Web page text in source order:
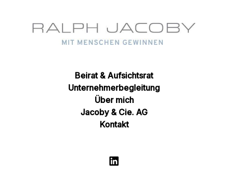
Beirat & Aufsichtsrat
Unternehmerbegleitung
Über mich
Jacoby & Cie. AG
Kontakt